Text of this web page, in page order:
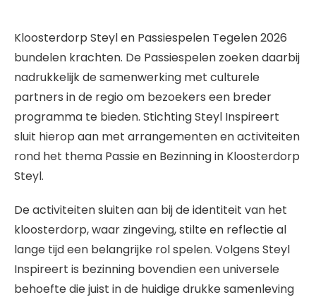
Kloosterdorp Steyl en Passiespelen Tegelen 2026
bundelen krachten. De Passiespelen zoeken daarbij
nadrukkelijk de samenwerking met culturele
partners in de regio om bezoekers een breder
programma te bieden. Stichting Steyl Inspireert
sluit hierop aan met arrangementen en activiteiten
rond het thema Passie en Bezinning in Kloosterdorp
Steyl.
De activiteiten sluiten aan bij de identiteit van het
kloosterdorp, waar zingeving, stilte en reflectie al
lange tijd een belangrijke rol spelen. Volgens Steyl
Inspireert is bezinning bovendien een universele
behoefte die juist in de huidige drukke samenleving